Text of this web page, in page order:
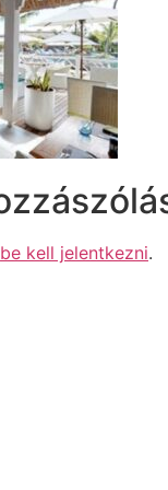
be kell jelentkezni.